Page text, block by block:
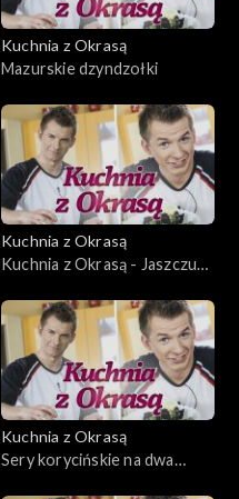
Kuchnia z Okrasą
Mazurskie dzyndzołki
Kuchnia z Okrasą
Kuchnia z Okrasą - Jaszczur
Kuchnia z Okrasą
Sery korycińskie na dwa